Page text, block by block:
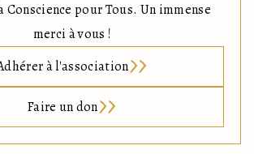
Conscience pour Tous. Un immense
merci à vous !
à l'association
Faire un don